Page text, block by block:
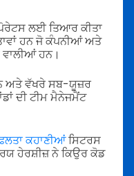
ਲਈ ਤਿਆਰ ਕੀਤਾ
ਹਨ ਜੋ ਕੰਪਨੀਆਂ ਅਤੇ
ਹਨ।
ਅਤੇ ਵੱਖਰੇ ਸਬ-ਯੂਜ਼ਰ
ਦੀ ਟੀਮ ਮੈਨੇਜਮੈਂਟ
ਕਹਾਣੀਆਂਸਿਟਰਸ
ਹੇਰਸ਼ੀਜ਼ ਨੇ ਕਿਉਰ ਕੋਡ